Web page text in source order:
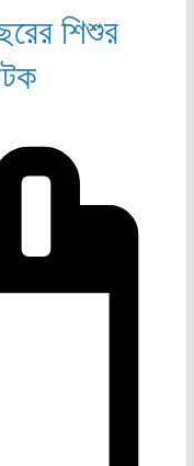
শিশুর